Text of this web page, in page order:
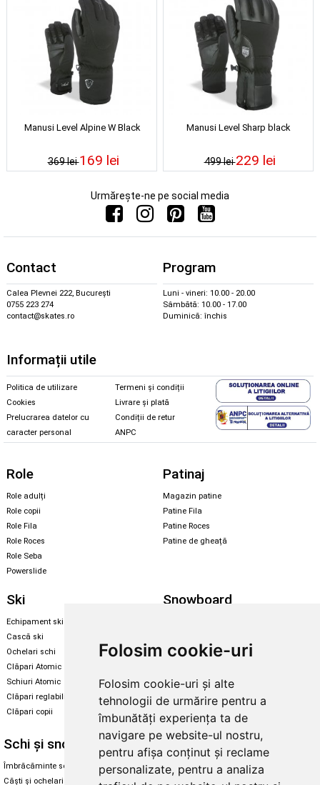
Folosim cookie-uri
Folosim cookie-uri și alte
tehnologii de urmărire pentru a
îmbunătăți experiența ta de
navigare pe website-ul nostru,
pentru afișa conținut și reclame
personalizate, pentru a analiza
Manusi Level Alpine W Black
369 lei169 lei
Manusi Level Sharp black
499 lei229 lei
Urmărește-ne pe social media
Contact
Calea Plevnei 222, București
0755 223 274
contact@skates.ro
Program
Luni - vineri: 10.00 - 20.00
Sâmbătă: 10.00 - 17.00
Duminică: închis
Informații utile
Politica de utilizare
Cookies
Prelucrarea datelor cu
caracter personal
Termeni și condiții
Livrare și plată
Condiții de retur
ANPC
Role
Role adulți
Role copii
Role Fila
Role Roces
Role Seba
Powerslide
Patinaj
Magazin patine
Patine Fila
Patine Roces
Patine de gheață
Ski
Echipament ski
Cască ski
Ochelari schi
Clăpari Atomic
Schiuri Atomic
Clăpari reglabili
Clăpari copii
Snowboard
Legături Rome SDS
Skate & longboard
Santa Cruz
Enuff Skateboards
Schi și snowboard
Îmbrăcăminte schi și snowboard
Căști și ochelari de iarnă
Diverse
Cum aleg rolele
Cum aleg ochelarii